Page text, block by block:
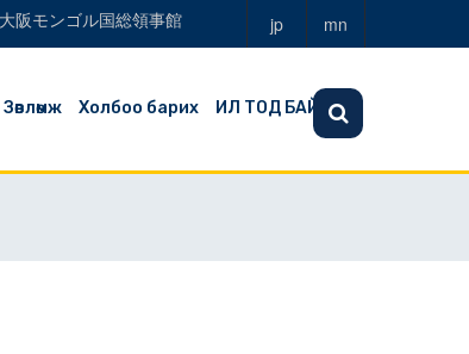
モンゴル国総領事館 jp mn
Зөвлөмж Холбоо барих ИЛ ТОД БАЙДАЛ